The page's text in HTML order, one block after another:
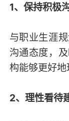
1、保持积极
与职业生涯
沟通态度，
构能够更好地
2、理性看待